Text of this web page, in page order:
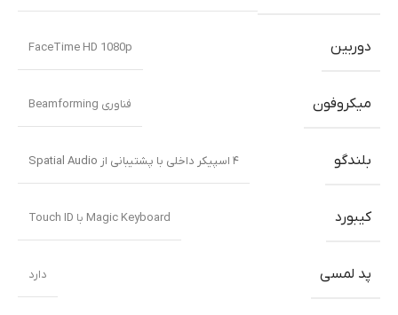
دوربین FaceTime HD 1080p
میکروفون فناوری Beamforming
بلندگو ۴ اسپیکر داخلی با پشتیبانی از Spatial Audio
کیبورد Magic Keyboard با Touch ID
پد لمسی دارد